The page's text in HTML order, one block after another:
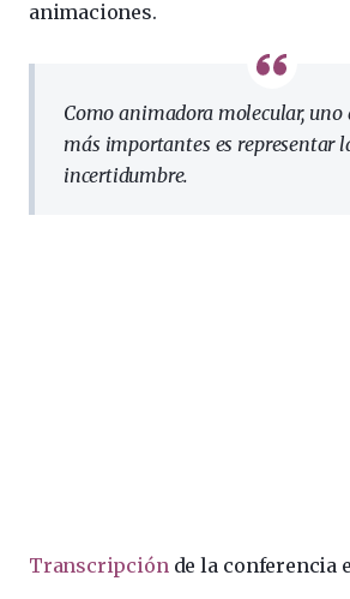
animaciones.
Como animadora molecular, uno
más importantes es representar
incertidumbre.
Transcripción de la conferencia